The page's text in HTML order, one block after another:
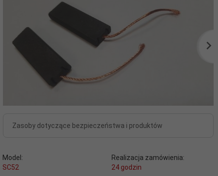
Zasoby dotyczące bezpieczeństwa i produktów
Model:
SC52
Realizacja zamówienia:
24 godzin